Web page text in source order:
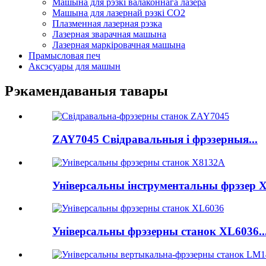
Машына для лазернай рэзкі CO2
Плазменная лазерная рэзка
Лазерная зварачная машына
Лазерная маркіровачная машына
Прамысловая печ
Аксэсуары для машын
Рэкамендаваныя тавары
ZAY7045 Свідравальныя і фрэзерныя...
Універсальны інструментальны фрэзер
Універсальны фрэзерны станок